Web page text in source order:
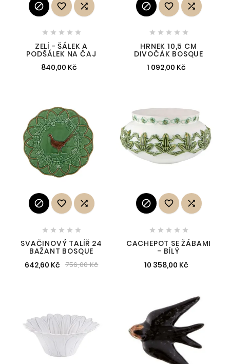
  
    
ZELÍ - ŠÁLEK A
PODŠÁLEK NA ČAJ
840,00 Kč
  
    
HRNEK 10,5 CM
DIVOČÁK BOSQUE
1 092,00 Kč
  
    
SVAČINOVÝ TALÍŘ 24
BAŽANT BOSQUE
642,60 Kč 756,00 Kč
  
    
CACHEPOT SE ŽÁBAMI
- BÍLÝ
10 358,00 Kč